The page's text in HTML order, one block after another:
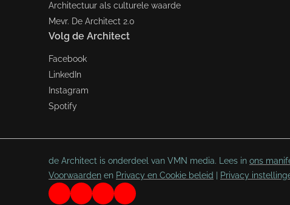
Architectuur als culturele waarde
Mevr. De Architect 2.0
Volg de Architect
Facebook
LinkedIn
Instagram
Spotify
de Architect is onderdeel van VMN media. Lees in ons
Voorwaarden en Privacy en Cookie beleid Privacy